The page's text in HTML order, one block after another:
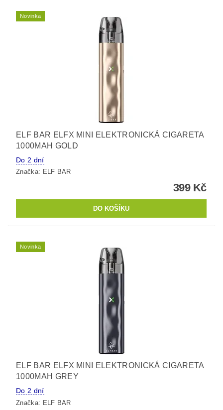
Novinka
ELF BAR ELFX MINI ELEKTRONICKÁ CIGARETA
1000MAH GOLD
Do 2 dní
Značka: ELF BAR
399 Kč
Novinka
ELF BAR ELFX MINI ELEKTRONICKÁ CIGARETA
1000MAH GREY
Do 2 dní
Značka: ELF BAR